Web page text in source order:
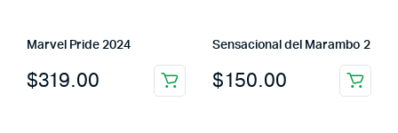
Marvel Pride 2024
$319.00
Sensacional del Marambo 2
$150.00